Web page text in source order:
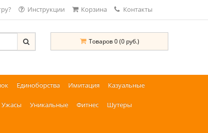
Инструкции Корзина Контакты
Товаров 0 (0 руб.)
Единоборства Имитация Казуальные
Ужасы Уникальные Фитнес Шутеры